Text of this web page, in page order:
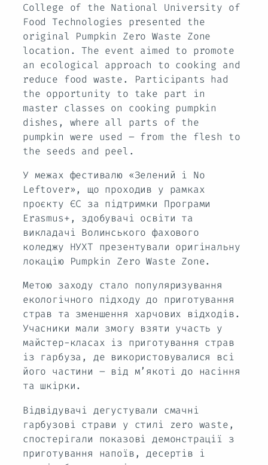
College of the National University of
Food Technologies presented the
original Pumpkin Zero Waste Zone
location. The event aimed to promote
an ecological approach to cooking and
reduce food waste. Participants had
the opportunity to take part in
master classes on cooking pumpkin
dishes, where all parts of the
pumpkin were used – from the flesh to
the seeds and peel.
У межах фестивалю «Зелений і No
Leftover», що проходив у рамках
проєкту ЄС за підтримки Програми
Erasmus+, здобувачі освіти та
викладачі Волинського фахового
коледжу НУХТ презентували оригінальну
локацію Pumpkin Zero Waste Zone.
Метою заходу стало популяризування
екологічного підходу до приготування
страв та зменшення харчових відходів.
Учасники мали змогу взяти участь у
майстер-класах із приготування страв
із гарбуза, де використовувалися всі
його частини – від м’якоті до насіння
та шкірки.
Відвідувачі дегустували смачні
гарбузові страви у стилі zero waste,
спостерігали показові демонстрації з
приготування напоїв, десертів і